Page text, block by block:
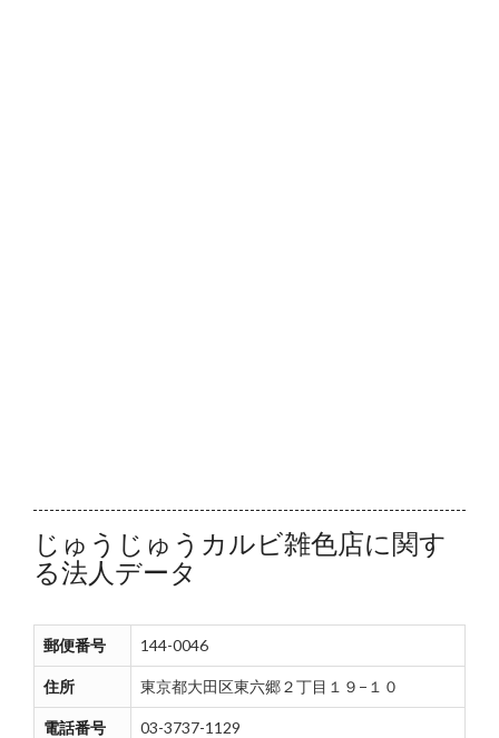
じゅうじゅうカルビ雑色店に関す
る法人データ
郵便番号 144-0046
住所 東京都大田区東六郷２丁目１９−１０
電話番号 03-3737-1129